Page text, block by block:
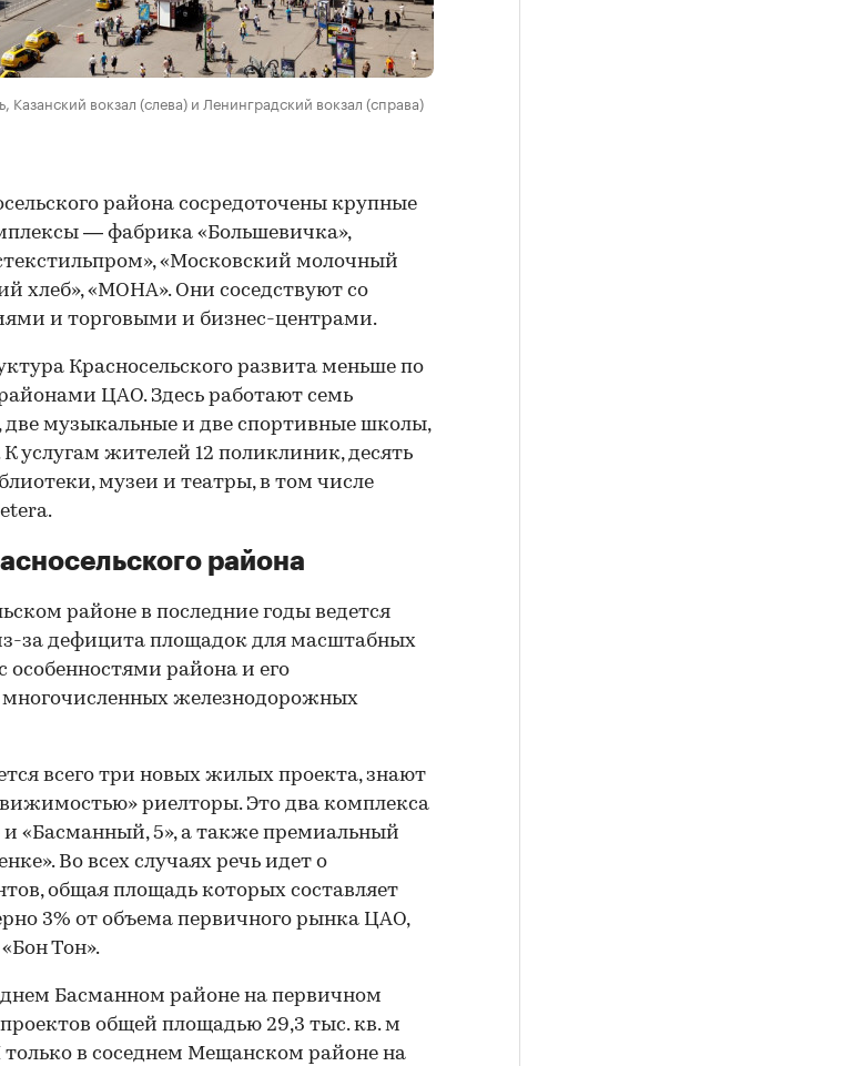
вокзал (слева) и Ленинградский вокзал (справа)
района сосредоточены крупные
— фабрика «Большевичка»,
«Московский молочный
хлеб», «МОНА». Они соседствуют со
и торговыми и бизнес-центрами.
Красносельского развита меньше по
ЦАО. Здесь работают семь
две музыкальные и две спортивные школы,
услугам жителей 12 поликлиник, десять
музеи и театры, в том числе
района
районе в последние годы ведется
за дефицита площадок для масштабных
особенностями района и его
железнодорожных
всего три новых жилых проекта, знают
риелторы. Это два комплекса
и «Басманный, 5», а также премиальный
Во всех случаях речь идет о
общая площадь которых составляет
3% от объема первичного рынка ЦАО,
Тон».
Басманном районе на первичном
общей площадью 29,3 тыс. кв. м
в соседнем Мещанском районе на